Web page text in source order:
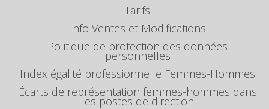
Tarifs
Info Ventes et Modifications
Politique de protection des données
personnelles
Index égalité professionnelle Femmes-Hommes
Écarts de représentation femmes-hommes dans
les postes de direction